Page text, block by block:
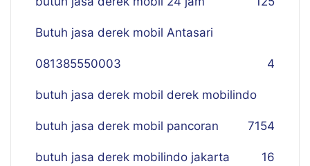
Butuh jasa derek mobil Antasari
081385550003 4
butuh jasa derek mobil derek mobilindo
154
butuh jasa derek mobil pancoran 7
butuh jasa derek mobilindo jakarta 16